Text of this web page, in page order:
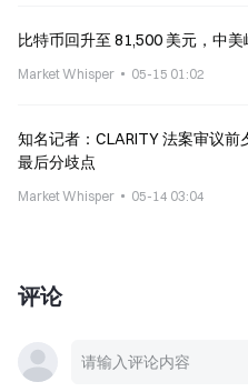
比特币回升至 81,500 美元，中
Market Whisper 05-15 01:02
知名记者：CLARITY 法案审议
最后分歧点
Market Whisper 05-14 03:04
评论